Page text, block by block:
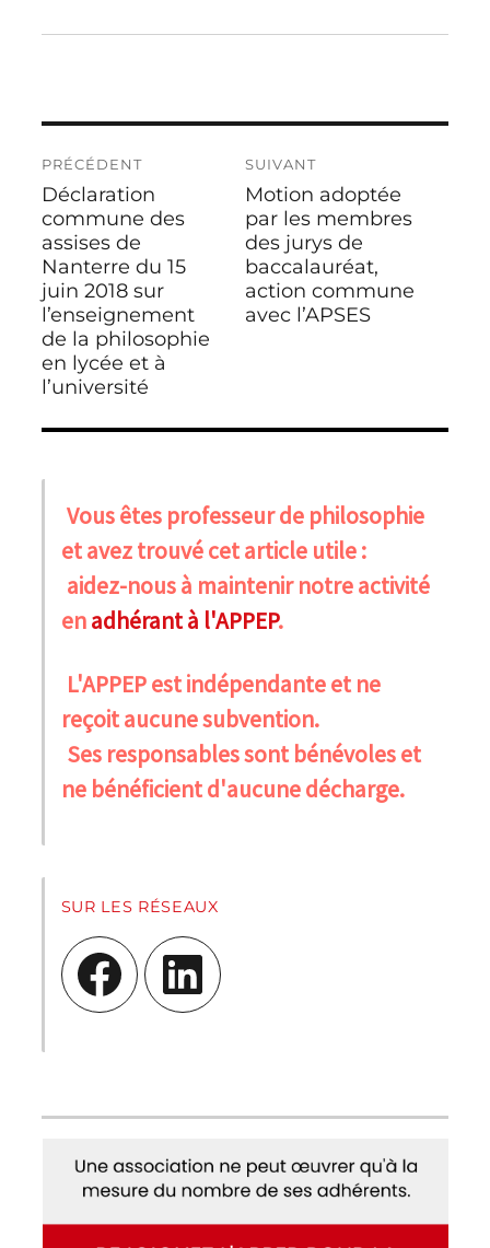
de
l’article
PRÉCÉDENT
Publication
précédente :
Déclaration
commune des
assises de
Nanterre du 15
juin 2018 sur
l’enseignement
de la philosophie
en lycée et à
l’université
SUIVANT
Publication
suivante :
Motion adoptée
par les membres
des jurys de
baccalauréat,
action commune
avec l’APSES
Vous êtes professeur de philosophie
et avez trouvé cet article utile :
aidez-nous à maintenir notre activité
enadhérant à l'APPEP.
L'APPEP est indépendante et ne
reçoit aucune subvention.
Ses responsables sont bénévoles et
ne bénéficient d'aucune décharge.
SUR LES RÉSEAUX
Facebook LinkedIn